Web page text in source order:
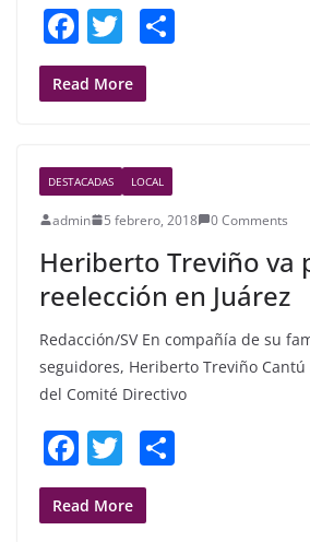
F
a
c
b
o
o
k
T
w
itt
Read More
DESTACADAS LOCAL
admin 5 febrero, 2018 0 Comments
Heriberto Treviño va
reelección en Juárez
Redacción/SV En compañía de su
seguidores, Heriberto Treviño Cantú
del Comité Directivo
F
a
c
T
w
itt
Read More